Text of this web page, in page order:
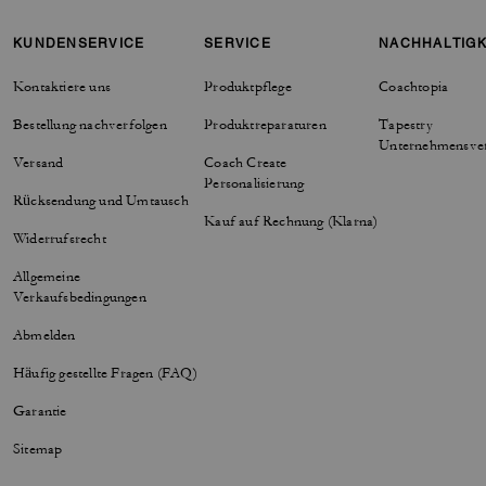
KUNDENSERVICE
Kontaktiere uns
Bestellung nachverfolgen
Versand
Rücksendung und Umtausch
Widerrufsrecht
Allgemeine
Verkaufsbedingungen
Abmelden
Häufig gestellte Fragen (FAQ)
Garantie
Sitemap
SERVICE
Produktpflege
Produktreparaturen
Coach Create
Personalisierung
Kauf auf Rechnung (Klarna)
Coachtopia
Tapestry